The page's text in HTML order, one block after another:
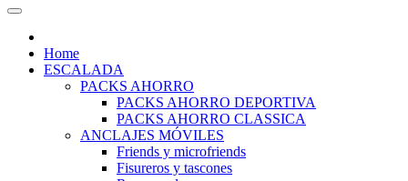
Home
ESCALADA
PACKS AHORRO
PACKS AHORRO DEPORTIVA
PACKS AHORRO CLASSICA
ANCLAJES MÓVILES
Friends y microfriends
Fisureros y tascones